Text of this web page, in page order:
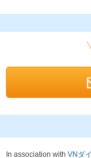
In association with VNダ